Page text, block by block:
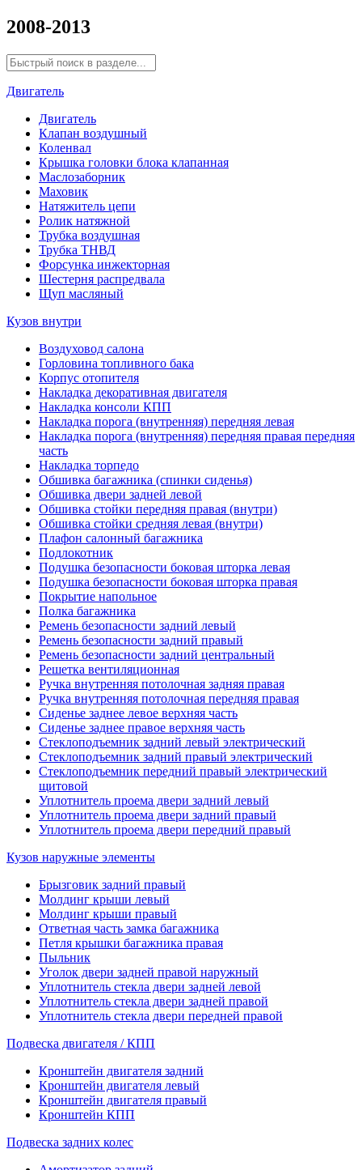
2008-2013
Двигатель
Двигатель
Клапан воздушный
Коленвал
Крышка головки блока клапанная
Маслозаборник
Маховик
Натяжитель цепи
Ролик натяжной
Трубка воздушная
Трубка ТНВД
Форсунка инжекторная
Шестерня распредвала
Щуп масляный
Кузов внутри
Воздуховод салона
Горловина топливного бака
Корпус отопителя
Накладка декоративная двигателя
Накладка консоли КПП
Накладка порога (внутренняя) передняя левая
Накладка порога (внутренняя) передняя правая передняя
часть
Накладка торпедо
Обшивка багажника (спинки сиденья)
Обшивка двери задней левой
Обшивка стойки передняя правая (внутри)
Обшивка стойки средняя левая (внутри)
Плафон салонный багажника
Подлокотник
Подушка безопасности боковая шторка левая
Подушка безопасности боковая шторка правая
Покрытие напольное
Полка багажника
Ремень безопасности задний левый
Ремень безопасности задний правый
Ремень безопасности задний центральный
Решетка вентиляционная
Ручка внутренняя потолочная задняя правая
Ручка внутренняя потолочная передняя правая
Сиденье заднее левое верхняя часть
Сиденье заднее правое верхняя часть
Стеклоподъемник задний левый электрический
Стеклоподъемник задний правый электрический
Стеклоподъемник передний правый электрический
щитовой
Уплотнитель проема двери задний левый
Уплотнитель проема двери задний правый
Уплотнитель проема двери передний правый
Кузов наружные элементы
Брызговик задний правый
Молдинг крыши левый
Молдинг крыши правый
Ответная часть замка багажника
Петля крышки багажника правая
Пыльник
Уголок двери задней правой наружный
Уплотнитель стекла двери задней левой
Уплотнитель стекла двери задней правой
Уплотнитель стекла двери передней правой
Подвеска двигателя / КПП
Кронштейн двигателя задний
Кронштейн двигателя левый
Кронштейн двигателя правый
Кронштейн КПП
Подвеска задних колес